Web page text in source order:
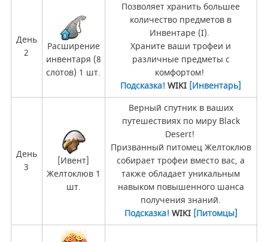
День
2
Расширение
инвентаря (8
слотов) 1 шт.
Позволяет хранить большее
количество предметов в
Инвентаре (I).
Храните ваши трофеи и
различные предметы с
комфортом!
Подсказка!WIKI [Инвентарь]
День
3
[Ивент]
Желтоклюв 1
шт.
Верный спутник в ваших
путешествиях по миру Black
Desert!
Призванный питомец Желтоклюв
собирает трофеи вместо вас, а
также обладает уникальным
навыком повышенного шанса
получения знаний.
Подсказка!WIKI [Питомцы]